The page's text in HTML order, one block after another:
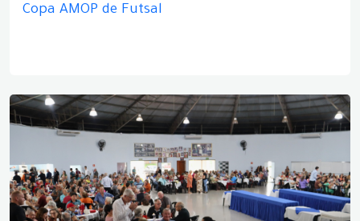
Copa AMOP de Futsal